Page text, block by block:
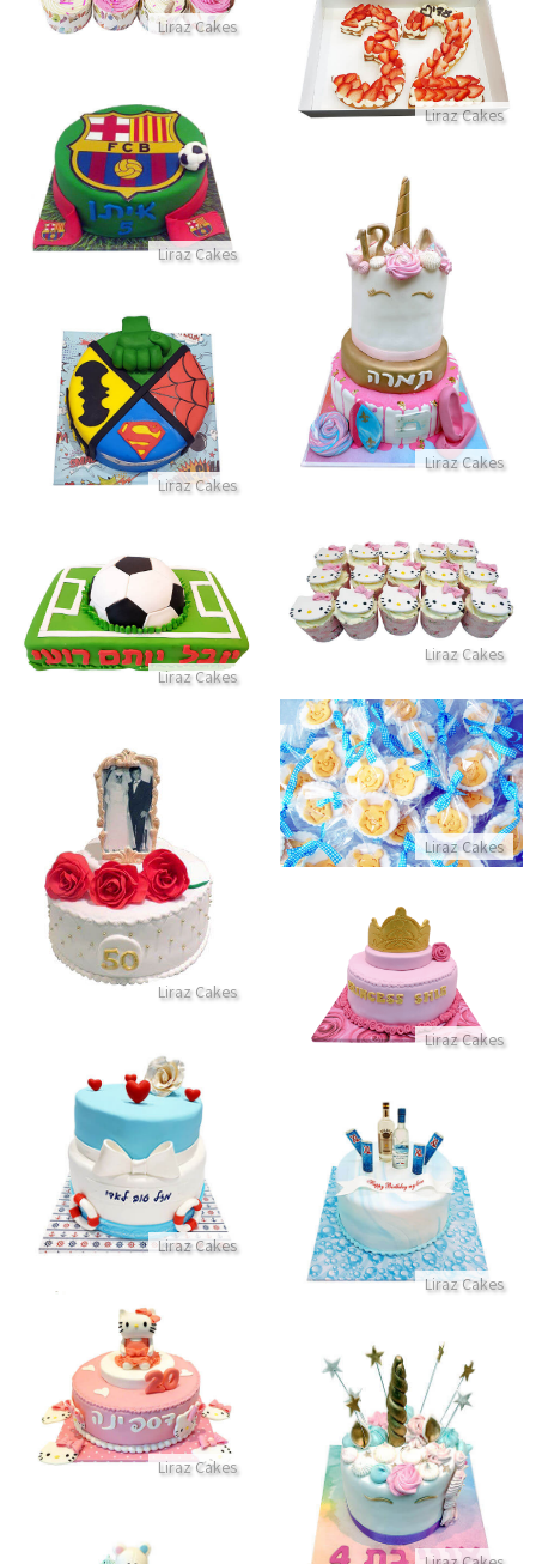
Liraz Cakes
Liraz Cakes
עוגת מספרים ותותים
התקשר/י
Liraz Cakes
עוגת כדורגל בעיצוב ברצלונה
התקשר/י
Liraz Cakes
עוגת בת מצווה מיוחדת עם תחביבים גלישה ריקוד תפירה וחד קרן
Liraz Cakes
עוגת גיבורי על מבצק סוכר
התקשר/י
Liraz Cakes
קאפקייקס הלו קיטי
התקשר/י
Liraz Cakes
עוגת מגרש כדורגל
התקשר/י
Liraz Cakes
סוכריות פו הדב
התקשר/י
Liraz Cakes
עוגת יום נישואין 50
התקשר/י
Liraz Cakes
עוגת כתר לנסיכה
התקשר/י
Liraz Cakes
עוגת קומות בעיצוב ים
התקשר/י
Liraz Cakes
עוגת יום הולדת עם אלכוהול לבעל
התקשר/י
Liraz Cakes
עוגת הלו קיטי
התקשר/י עוגה של חד קרן
התקשר/י